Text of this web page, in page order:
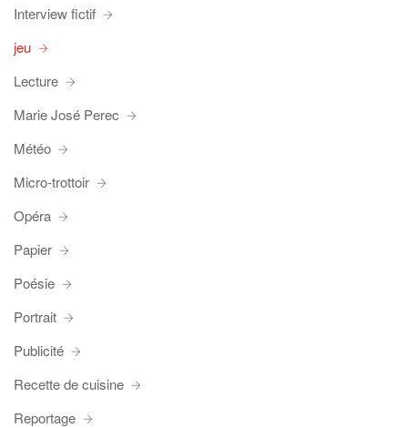
Interview fictif
jeu
Lecture
Marie José Perec
Météo
Micro-trottoir
Opéra
Papier
Poésie
Portrait
Publicité
Recette de cuisine
Reportage